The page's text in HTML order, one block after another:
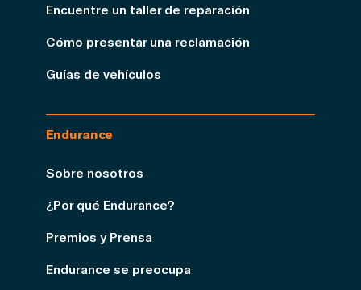
Encuentre un taller de reparación
Cómo presentar una reclamación
Guías de vehículos
Endurance
Sobre nosotros
¿Por qué Endurance?
Premios y Prensa
Endurance se preocupa